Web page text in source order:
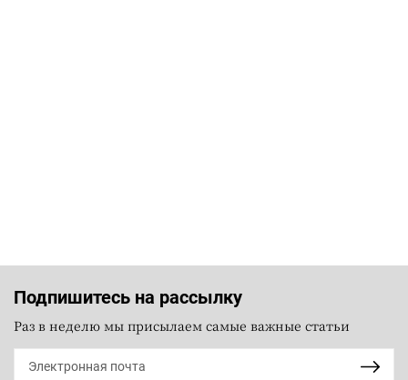
Подпишитесь на рассылку
Раз в неделю мы присылаем самые важные статьи